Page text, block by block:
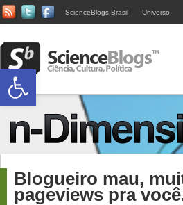
ScienceBlogs Brasil Universo
Blogueiro mau,
pageviews pra
Abrir a barra de